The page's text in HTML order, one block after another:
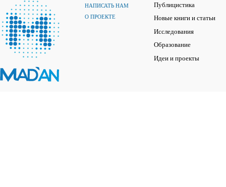
НАПИСАТЬ НАМ
О ПРОЕКТЕ
Публицистика
Новые книги и статьи
Исследования
Образование
Идеи и проекты